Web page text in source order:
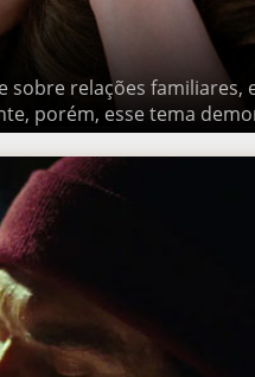
relações familiares, em
tema demora um ...